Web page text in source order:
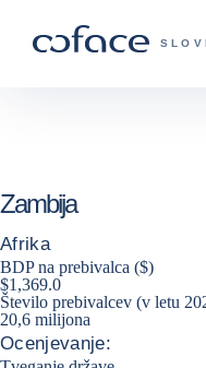
Domov
Zambija
Afrika
BDP na prebivalca ($)
$1,369.0
Število prebivalcev (v letu
20,6 milijona
Ocenjevanje: